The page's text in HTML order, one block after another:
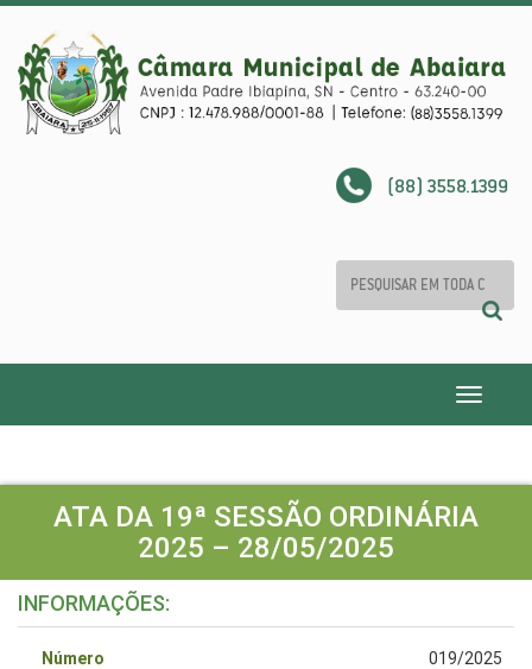
(88) 3558.1399
Toggle
ATA DA 19ª SESSÃO ORDINÁRIA
2025 – 28/05/2025
INFORMAÇÕES:
Número 019/2025